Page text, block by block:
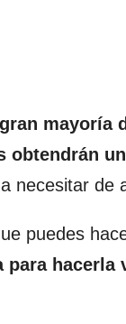
mayoría
obtendrán
necesitar de
puedes
para hacerla